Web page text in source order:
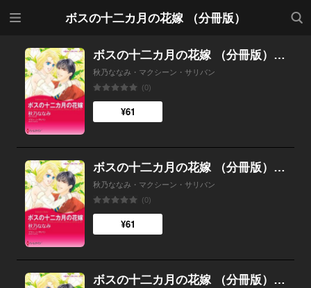
ボスの十二カ月の花嫁 （分冊版）
検索
ボスの十二カ月の花嫁 （分冊版）12話
秋乃ななみ・マクシーン・サリバン
(0)
¥61
ボスの十二カ月の花嫁 （分冊版）11話
秋乃ななみ・マクシーン・サリバン
(0)
¥61
ボスの十二カ月の花嫁 （分冊版）10話